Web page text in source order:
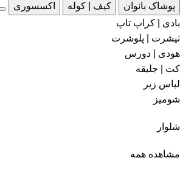
پوشاک بانوان
کیف | کوله
اکسسوری
بادی | کراپ تاپ
تیشرت | پلوشرت
هودی | دورس
کت | جلیقه
لباس زیر
شومیز
شلوار
مشاهده همه